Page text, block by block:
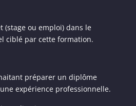
(stage ou emploi) dans le
ciblé par cette formation.
préparer un diplôme
expérience professionnelle.